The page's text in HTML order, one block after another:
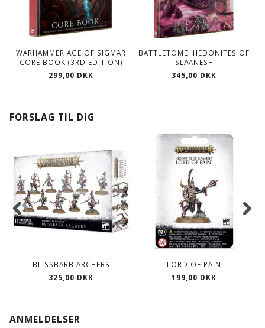
WARHAMMER AGE OF SIGMAR
CORE BOOK (3RD EDITION)
299,00 DKK
BATTLETOME: HEDONITES OF
SLAANESH
345,00 DKK
FORSLAG TIL DIG
BLISSBARB ARCHERS
325,00 DKK
LORD OF PAIN
199,00 DKK
ANMELDELSER